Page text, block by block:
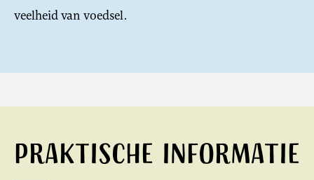
veelheid van voedsel.
Praktische informatie